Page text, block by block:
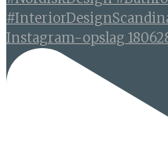
Instagram-opslag